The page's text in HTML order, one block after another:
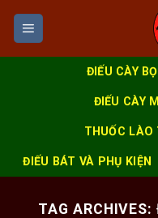
Skip
content
ĐIẾU CÀY
ĐIẾU CÀY
THUỐC LÀO
ĐIẾU BÁT VÀ PHỤ KIỆN
TAG ARCHIVES: